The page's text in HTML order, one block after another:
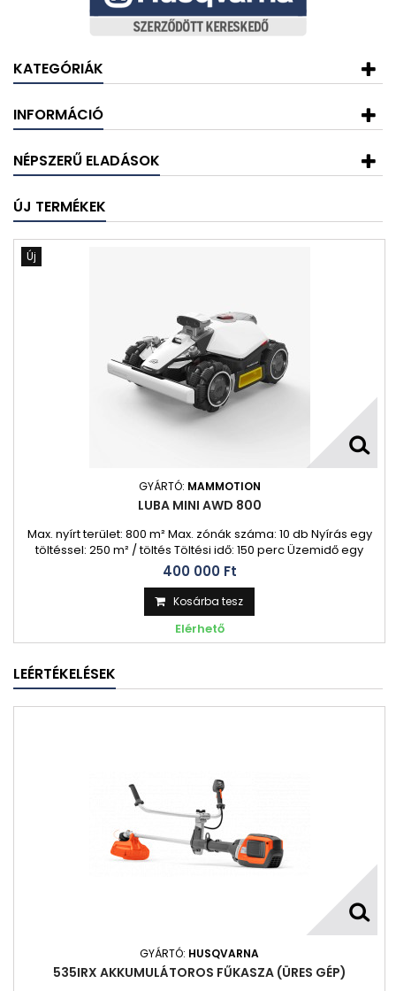
KATEGÓRIÁK
INFORMÁCIÓ
NÉPSZERŰ ELADÁSOK
ÚJ TERMÉKEK
Új
GYÁRTÓ: MAMMOTION
LUBA MINI AWD 800
Max. nyírt terület: 800 m² Max. zónák száma: 10 db Nyírás egy
töltéssel: 250 m² / töltés Töltési idő: 150 perc Üzemidő egy
töltéssel: 90-120 perc
400 000 Ft‎
Kosárba tesz
Elérhető
LEÉRTÉKELÉSEK
GYÁRTÓ: HUSQVARNA
535IRX AKKUMULÁTOROS FŰKASZA (ÜRES GÉP)